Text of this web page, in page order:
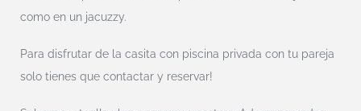
como en un jacuzzy.
Para disfrutar de la casita con piscina privada con tu pareja
solo tienes que contactar y reservar!